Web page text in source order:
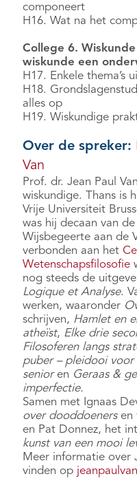
componeert
H16. Wat na het
College 6.
wiskunde een
H17. Enkele thema’s
H18.
alles op
H19. Wiskundige
Over de spreker:
Van
Prof. dr. Jean Paul
wiskundige. Thans is
Vrije Universiteit
was hij decaan van
Wijsbegeerte aan de
verbonden aan het
Wetenschapsfilosofie
nog steeds de
Logique et Analyse.
werken, waaronder
schrijven, Hamlet en
atheïst, Elke drie
Filosoferen langs
puber – pleidooi
senior en Geraas &
imperfectie.
Samen met Ignaas
over dooddoenersen
en Pat Donnez, het
kunst van een mooi
Meer informatie over
vinden op